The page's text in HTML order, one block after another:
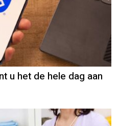
u het de hele dag aan